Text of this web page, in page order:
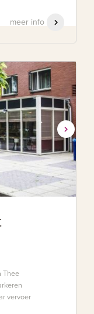
meer info
Thee
vervoer